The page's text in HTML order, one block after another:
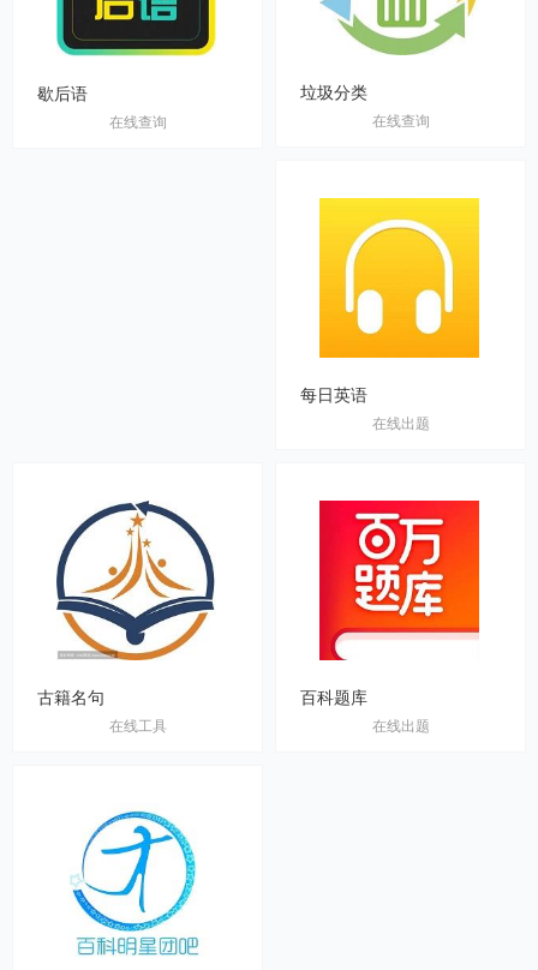
歇后语
在线查询
垃圾分类
在线查询
每日英语
在线出题
古籍名句
在线工具
百科题库
在线出题